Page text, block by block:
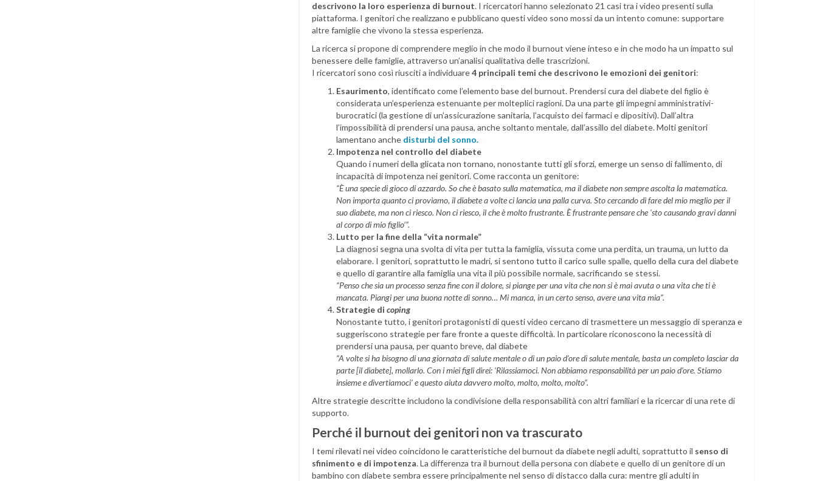
descrivono la loro esperienza di burnout. I ricercatori hanno selezionato 21 casi tra i video presenti sulla
piattaforma. I genitori che realizzano e pubblicano questi video sono mossi da un intento comune: supportare
altre famiglie che vivono la stessa esperienza.
La ricerca si propone di comprendere meglio in che modo il burnout viene inteso e in che modo ha un impatto sul
benessere delle famiglie, attraverso un’analisi qualitativa delle trascrizioni.
I ricercatori sono così riusciti a individuare4 principali temi che descrivono le emozioni dei genitori:
Esaurimento, identificato come l’elemento base del burnout. Prendersi cura del diabete del figlio è
considerata un’esperienza estenuante per molteplici ragioni. Da una parte gli impegni amministrativi-
burocratici (la gestione di un’assicurazione sanitaria, l’acquisto dei farmaci e dipositivi). Dall’altra
l’impossibilità di prendersi una pausa, anche soltanto mentale, dall’assillo del diabete. Molti genitori
lamentano anche disturbi del sonno.
Impotenza nel controllo del diabete
Quando i numeri della glicata non tornano, nonostante tutti gli sforzi, emerge un senso di fallimento, di
incapacità di impotenza nei genitori. Come racconta un genitore:
“È una specie di gioco di azzardo. So che è basato sulla matematica, ma il diabete non sempre ascolta la matematica.
Non importa quanto ci proviamo, il diabete a volte ci lancia una palla curva. Sto cercando di fare del mio meglio per il
suo diabete, ma non ci riesco. Non ci riesco, il che è molto frustrante. È frustrante pensare che ‘sto causando gravi danni
al corpo di mio figlio’”.
Lutto per la fine della “vita normale”
La diagnosi segna una svolta di vita per tutta la famiglia, vissuta come una perdita, un trauma, un lutto da
elaborare. I genitori, soprattutto le madri, si sentono tutto il carico sulle spalle, quello della cura del diabete
e quello di garantire alla famiglia una vita il più possibile normale, sacrificando se stessi.
“Penso che sia un processo senza fine con il dolore, si piange per una vita che non si è mai avuta o una vita che ti è
mancata. Piangi per una buona notte di sonno… Mi manca, in un certo senso, avere una vita mia”.
Strategie di coping
Nonostante tutto, i genitori protagonisti di questi video cercano di trasmettere un messaggio di speranza e
suggeriscono strategie per fare fronte a queste difficoltà. In particolare riconoscono la necessità di
prendersi una pausa, per quanto breve, dal diabete
“A volte si ha bisogno di una giornata di salute mentale o di un paio d’ore di salute mentale, basta un completo lasciar da
parte [il diabete], mollarlo. Con i miei figli direi: ‘Rilassiamoci. Non abbiamo responsabilità per un paio d’ore. Stiamo
insieme e divertiamoci’ e questo aiuta davvero molto, molto, molto, molto”.
Altre strategie descritte includono la condivisione della responsabilità con altri familiari e la ricercar di una rete di
supporto.
Perché il burnout dei genitori non va trascurato
I temi rilevati nei video coincidono le caratteristiche del burnout da diabete negli adulti, soprattutto il senso di
sfinimento e di impotenza. La differenza tra il burnout della persona con diabete e quello di un genitore di un
bambino con diabete sembra essere principalmente nel senso di distacco dalla cura: mentre gli adulti in